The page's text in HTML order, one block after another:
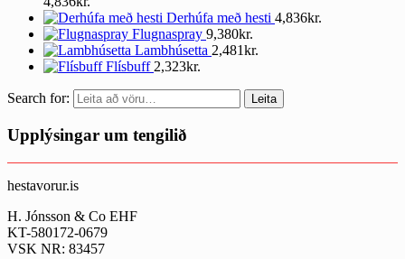
Derhúfa með hesti 4,836kr.
Flugnaspray 9,380kr.
Lambhúsetta 2,481kr.
Flísbuff 2,323kr.
Search for: Leita
Upplýsingar um tengilið
hestavorur.is
H. Jónsson & Co EHF
KT-580172-0679
VSK NR: 83457